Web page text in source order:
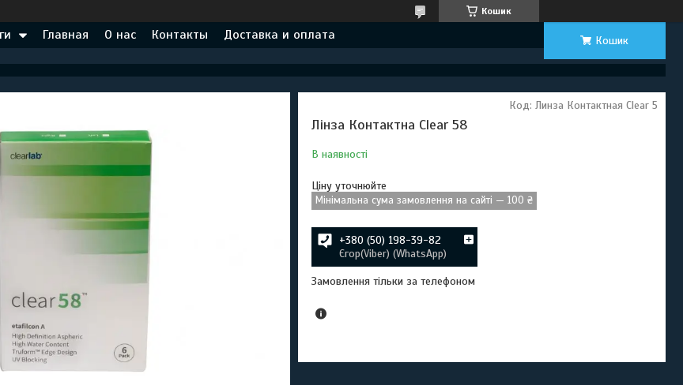
Кошик
Главная О нас Контакты Доставка и оплата Кошик
Лінза Контактна Clear 58
В наявності
Код: Линза Контактная Clear 5
Ціну уточнюйте
Мінімальна сума замовлення на сайті — 100 ₴
+380 (50) 198-39-82
Єгор(Viber) (WhatsApp)
Замовлення тільки за телефоном